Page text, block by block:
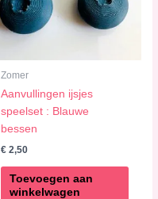
Zomer
Aanvullingen ijsjes
speelset : Blauwe
bessen
€ 2,50
Toevoegen aan
winkelwagen